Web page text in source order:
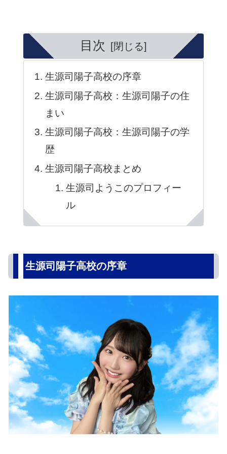
目次
生源司陽子高校の序章
生源司陽子高校：生源司陽子の住
まい
生源司陽子高校：生源司陽子の学
歴
生源司陽子高校まとめ
生源司ようこのプロフィー
ル
生源司陽子高校の序章